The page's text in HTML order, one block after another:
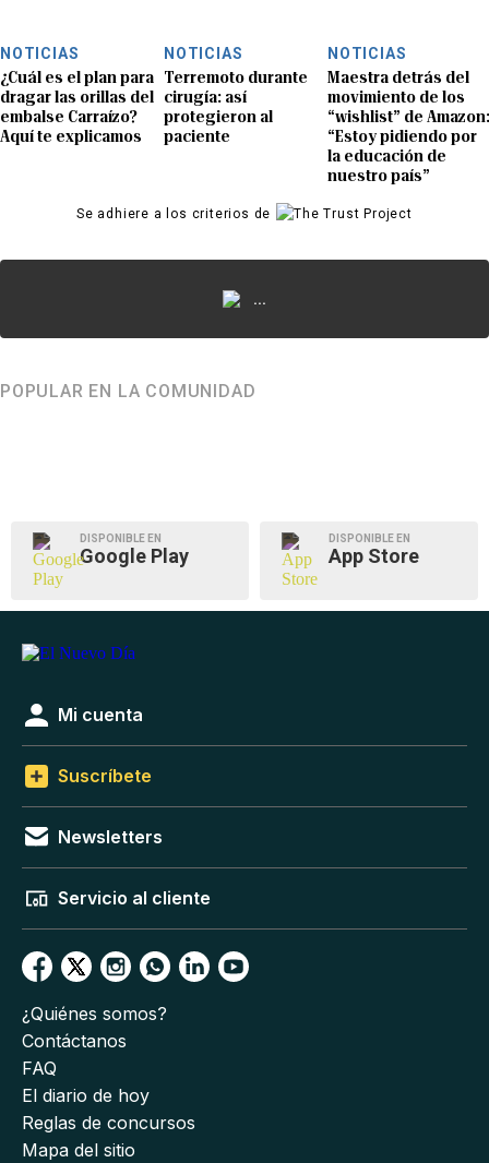
NOTICIAS
¿Cuál es el plan para
dragar las orillas del
embalse Carraízo?
Aquí te explicamos
NOTICIAS
Terremoto durante
cirugía: así
protegieron al
paciente
NOTICIAS
Maestra detrás del
movimiento de los
“wishlist” de Amazon:
“Estoy pidiendo por
la educación de
nuestro país”
Se adhiere a los criterios de
...
POPULAR EN LA COMUNIDAD
DISPONIBLE EN
Google Play
DISPONIBLE EN
App Store
Mi cuenta
Suscríbete
Newsletters
Servicio al cliente
¿Quiénes somos?
Contáctanos
FAQ
El diario de hoy
Reglas de concursos
Mapa del sitio